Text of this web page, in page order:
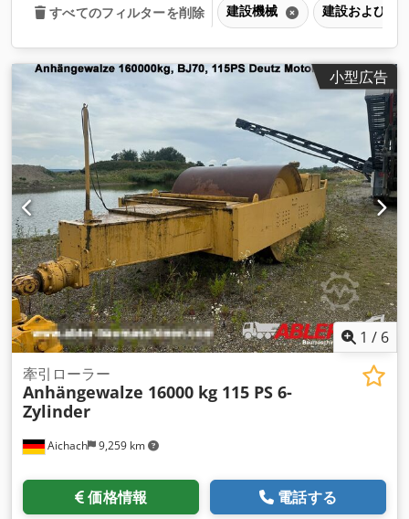
すべてのフィルターを削除 建設機械 建設および道
小型広告
1 / 6
Aichach 9,259 km
牽引ローラー
Anhängewalze 16000 kg 115 PS 6-
Zylinder
価格情報 電話する